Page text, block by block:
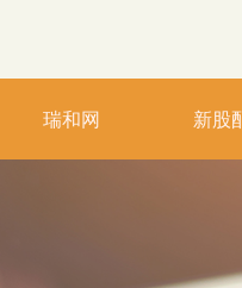
瑞和网 新股